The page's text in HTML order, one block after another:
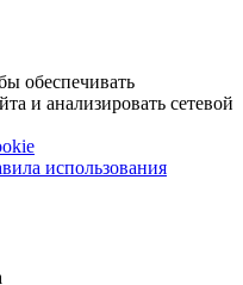
обеспечивать
и анализировать сетевой
использования